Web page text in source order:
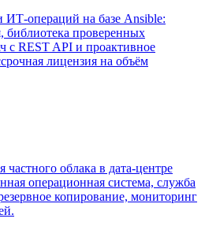
ИТ-операций на базе Ansible:
библиотека проверенных
с REST API и проактивное
лицензия на объём
облака в дата-центре
операционная система, служба
копирование, мониторинг